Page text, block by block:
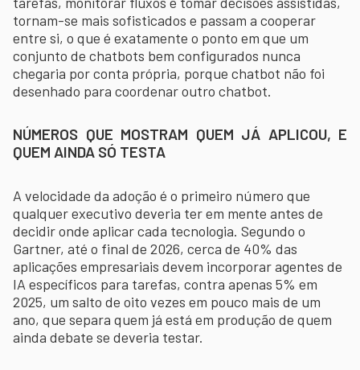
tornam-se mais sofisticados e passam a cooperar
entre si, o que é exatamente o ponto em que um
conjunto de chatbots bem configurados nunca
chegaria por conta própria, porque chatbot não foi
desenhado para coordenar outro chatbot.
NÚMEROS QUE MOSTRAM QUEM JÁ APLICOU, E
QUEM AINDA SÓ TESTA
A velocidade da adoção é o primeiro número que
qualquer executivo deveria ter em mente antes de
decidir onde aplicar cada tecnologia. Segundo o
Gartner, até o final de 2026, cerca de 40% das
aplicações empresariais devem incorporar agentes de
IA específicos para tarefas, contra apenas 5% em
2025, um salto de oito vezes em pouco mais de um
ano, que separa quem já está em produção de quem
ainda debate se deveria testar.